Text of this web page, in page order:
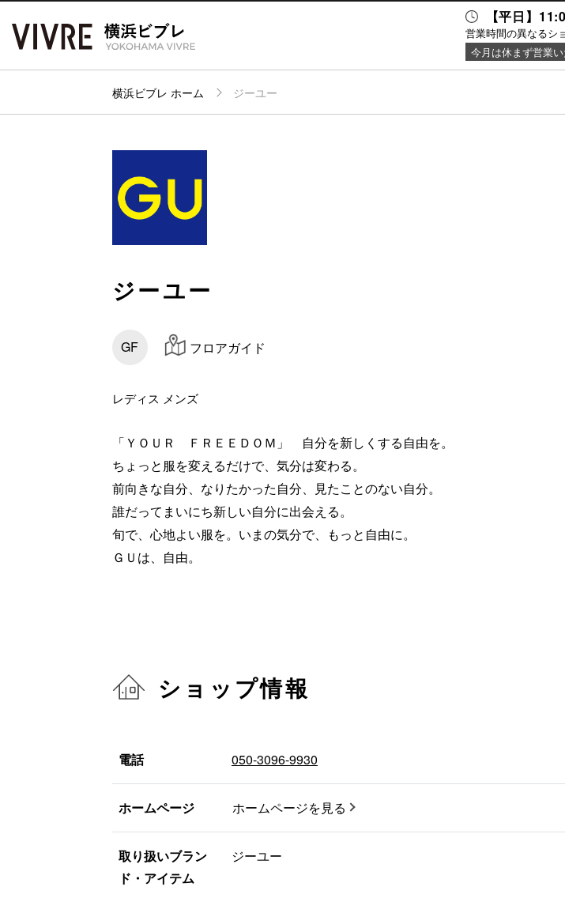
【平日】
営業時間の異なるシ
今月は休まず営業
パーキング
イベント
横浜ビブレ ホーム ジーユー
ジーユー
GF フロアガイド
レディス メンズ
「ＹＯＵＲ ＦＲＥＥＤＯＭ」 自分を新しくする自由を。
ちょっと服を変えるだけで、気分は変わる。
前向きな自分、なりたかった自分、見たことのない自分。
誰だってまいにち新しい自分に出会える。
旬で、心地よい服を。いまの気分で、もっと自由に。
ＧＵは、自由。
ショップ情報
電話 050-3096-9930
ホームページ ホームページを見る
取り扱いブラン
ド・アイテム
ジーユー